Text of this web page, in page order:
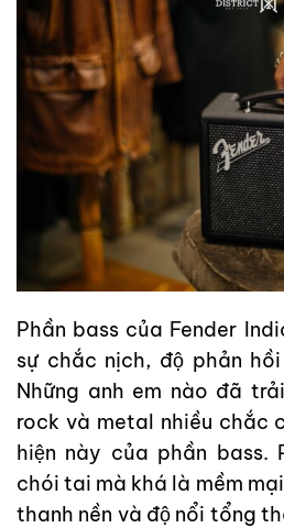
Phần bass của Fender
sự chắc nịch, độ phản
Những anh em nào đã
rock và metal nhiều chắc
hiện này của phần bass.
chói tai mà khá là mềm
thanh nền và độ nổi tổng